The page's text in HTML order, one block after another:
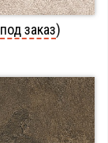
под заказ)